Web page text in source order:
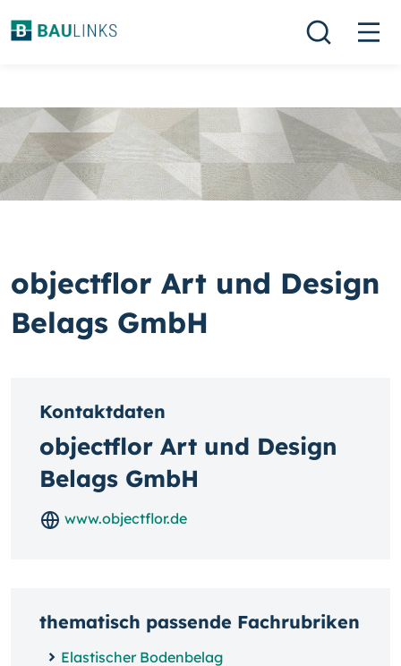
objectflor Art und Design
Belags GmbH
Kontaktdaten
objectflor Art und Design
Belags GmbH
www.objectflor.de
thematisch passende Fachrubriken
Elastischer Bodenbelag